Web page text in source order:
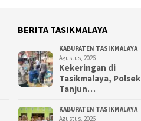
BERITA TASIKMALAYA
KABUPATEN TASIKMALAYA
Agustus, 2026
Kekeringan di
Tasikmalaya, Polsek
Tanjun…
KABUPATEN TASIKMALAYA
Agustus, 2026